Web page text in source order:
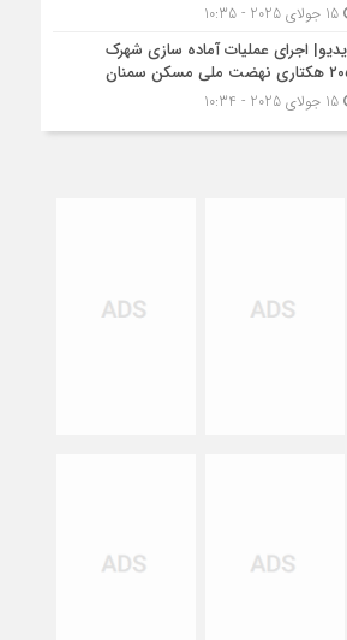
15 جولای 2025 - 10:35
اجرای عملیات آماده سازی شهرک
ملی مسکن سمنان
15 جولای 2025 - 10:34